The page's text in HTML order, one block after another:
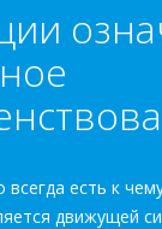
есть к
движущей